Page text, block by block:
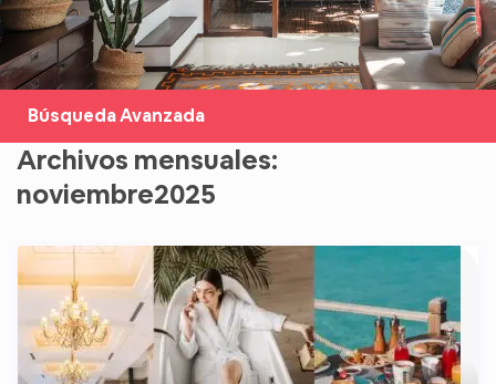
Búsqueda Avanzada
Archivos mensuales:
noviembre2025